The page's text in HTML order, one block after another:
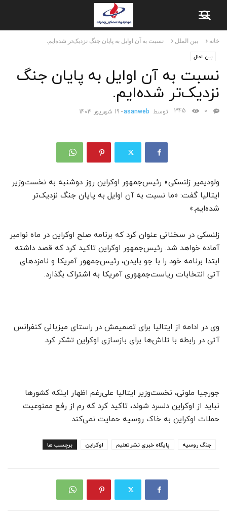
خانه بین الملل نسبت به آن اوایل به پایان جنگ نزدیک‌تر شده‌ایم.
بین الملل
نسبت به آن اوایل به پایان جنگ
نزدیک‌تر شده‌ایم.
توسط asanweb
- 19 شهریور 1403 0
345
ولودیمیر زلنسکی» رئیس‌جمهور اوکراین روز دوشنبه به نخست‌وزیر
ایتالیا گفت: «ما نسبت به آن اوایل به پایان جنگ نزدیک‌تر
شده‌ایم.»
زلنسکی در سخنانی عنوان کرد که برنامه صلح اوکراین در ماه نوامبر
آماده خواهد شد. رئیس‌جمهور اوکراین تاکید کرد که قصد داشته
ابتدا برنامه خود را با جو بایدن، رئیس‌جمهور آمریکا و نامزدهای
آتی انتخابات ریاست‌جمهوری آمریکا به اشتراک بگذارد.
وی در ادامه از ایتالیا برای تصمیمش در راستای میزبانی کنفرانس
آتی در رابطه با تلاش‌ها برای بازسازی اوکراین تشکر کرد.
جورجیا ملونی، نخست‌وزیر ایتالیا علی‌رغم اظهار اینکه کشورها
نباید از اوکراین دلسرد شوند، تاکید کرد که رم از رفع ممنوعیت
حملات اوکراین به خاک روسیه حمایت نمی‌کند.
برچسب ها اوکراین پایگاه خبری نشرتعلیم جنگ روسیه